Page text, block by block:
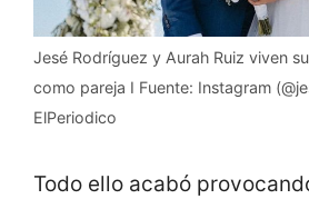
Jesé Rodríguez y Aurah Ruiz viven
como pareja I Fuente: Instagram
ElPeriodico
Todo ello acabó